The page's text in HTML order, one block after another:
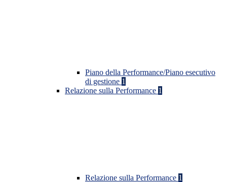
Piano della Performance/Piano esecutivo
di gestione 1
Relazione sulla Performance 1
Relazione sulla Performance 1